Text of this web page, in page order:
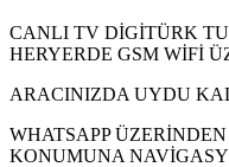
CANLI TV DİGİTÜRK
HERYERDE GSM WİFİ
ARACINIZDA UYDU
WHATSAPP
KONUMUNA